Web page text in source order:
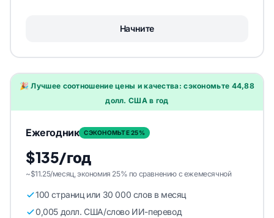
Начните
🎉 Лучшее соотношение цены и качества: сэкономьте 44,88
долл. США в год
Ежегодник СЭКОНОМЬТЕ 25%
$135/год
~$11.25/месяц, экономия 25% по сравнению с ежемесячной
100 страниц или 30 000 слов в месяц
0,005 долл. США/слово ИИ-перевод